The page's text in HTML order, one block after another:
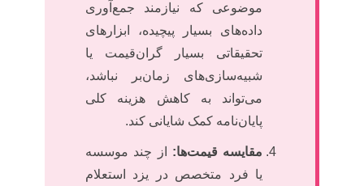
موضوعی که نیازمند جمع‌آوری
داده‌های بسیار پیچیده، ابزارهای
تحقیقاتی بسیار گران‌قیمت یا
شبیه‌سازی‌های زمان‌بر نباشد،
می‌تواند به کاهش هزینه کلی
پایان‌نامه کمک شایانی کند.
مقایسه قیمت‌ها:از چند موسسه
یا فرد متخصص در یزد استعلام